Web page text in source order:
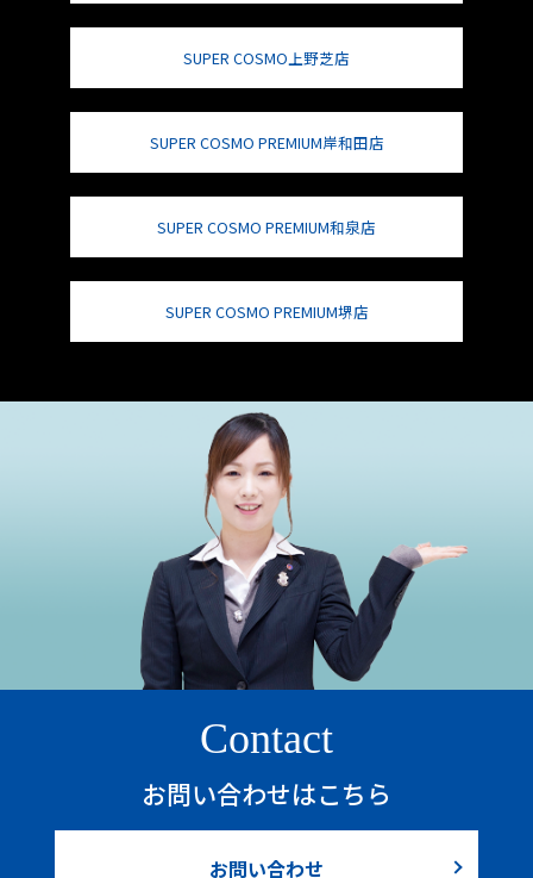
SUPER COSMO上野芝店
SUPER COSMO PREMIUM岸和田店
SUPER COSMO PREMIUM和泉店
SUPER COSMO PREMIUM堺店
Contact
お問い合わせはこちら
お問い合わせ